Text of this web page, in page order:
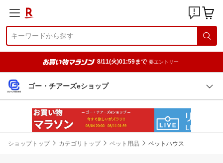
8/11(火)01:59まで 要エントリー
ゴー・チアーズeショップ
ショップトップ カテゴリトップ ペット用品 ペットハウス